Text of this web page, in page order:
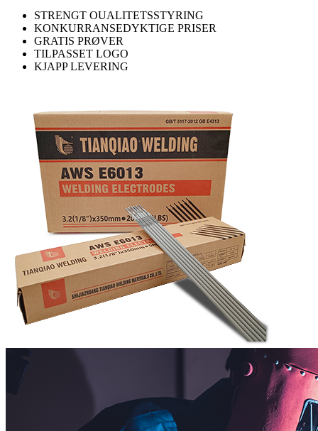
STRENGT OUALITETSSTYRING
KONKURRANSEDYKTIGE PRISER
GRATIS PRØVER
TILPASSET LOGO
KJAPP LEVERING